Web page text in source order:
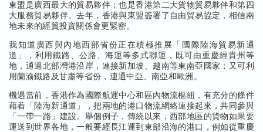
東盟是廣西最大的貿易夥伴；也是香港第二大貨物貿易夥伴和第四
大服務貿易夥伴。去年，香港與東盟簽署了自由貿易協定，相信兩
地未來的經貿投資關係會更緊密。
我知道廣西與內地西部省份正在積極推展「國際陸海貿易新通
道」，利用鐵路、公路、海運等多式聯運，既可由重慶經貴州等
地，通過北部灣港沿岸，連接新加坡、越南等東南亞國家；又可利
用蘭渝鐵路及甘肅等省份，連通中亞、南亞和歐洲。
機遇當前，香港作為國際航運中心和區內物流樞紐，有充分的條件
藉着「陸海新通道」，把兩地的港口物流網絡連接起來，共同參與
「一帶一路」建設。舉個例子，傳統以來，西部地區的貨物如果要
運送到世界各地，一般要經長江運到東部沿海的港口，例如從重慶